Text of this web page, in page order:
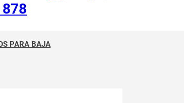
PARA BAJA